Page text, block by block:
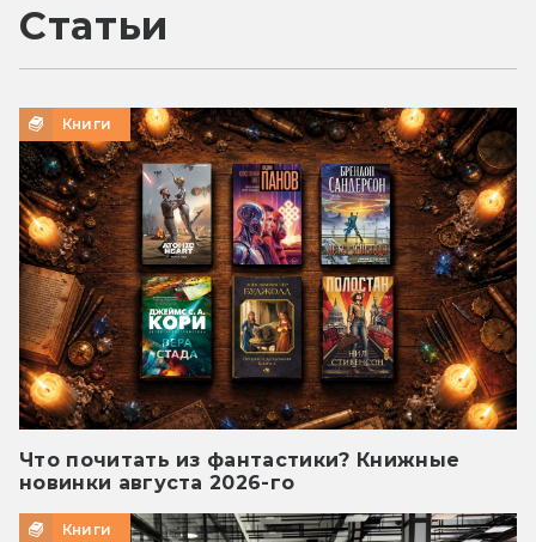
Статьи
Книги
Что почитать из фантастики? Книжные
новинки августа 2026-го
Книги